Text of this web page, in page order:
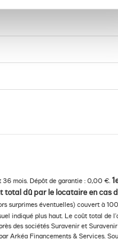
36 mois. Dépôt de garantie : 0,00 €.
total dû par le locataire en cas
surprimes éventuelles) couvert à
indiqué plus haut. Le coût total de
des sociétés Suravenir et
Financements & Services.